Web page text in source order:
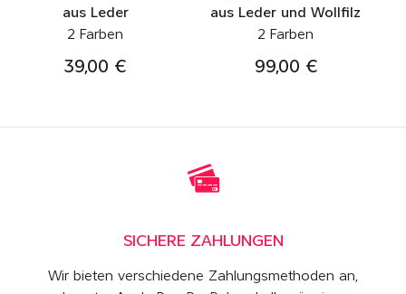
aus Leder
2 Farben
39,00 €
aus Leder und Wollfilz
2 Farben
99,00 €
SICHERE ZAHLUNGEN
Wir bieten verschiedene Zahlungsmethoden an,